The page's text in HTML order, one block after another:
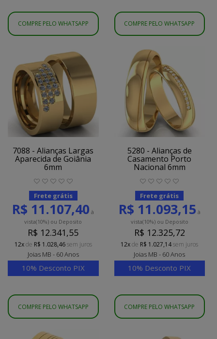
COMPRE PELO WHATSAPP COMPRE PELO WHATSAPP
7088 - Alianças Largas
Aparecida de Goiânia
6mm
Frete grátis
R$ 11.107,40 à
vista(10%) ou Deposito
R$ 12.341,55
12xde R$ 1.028,46sem juros
Joias MB - 60 Anos
10% Desconto PIX
COMPRE PELO WHATSAPP
5280 - Alianças de
Casamento Porto
Nacional 6mm
Frete grátis
R$ 11.093,15 à
vista(10%)ou Deposito
R$ 12.325,72
12xde R$ 1.027,14sem juros
Joias MB - 60 Anos
10% Desconto PIX
COMPRE PELO WHATSAPP